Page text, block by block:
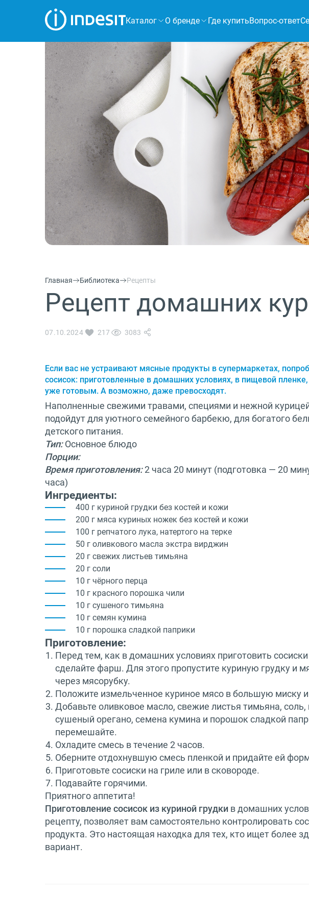
Каталог О бренде Где купитьВопрос-ответ
Холодильники
Морозильные камеры
Стиральные и сушильные машины
Посудомоечные машины
Варочные панели
Микроволновые печи
Вопрос-ответ
Библиотека
8 800 3333 887
Главная Библиотека Рецепты
Рецепт домашних
07.10.2024 217 3083
Если вас не устраивают мясные продукты в супермаркетах,
сосисок: приготовленные в домашних условиях, в пищевой
уже готовым. А возможно, даже превосходят.
Наполненные свежими травами, специями и нежной
подойдут для уютного семейного барбекю, для богатого
детского питания.
Тип:Основное блюдо
Порции:
Время приготовления:2 часа 20 минут (подготовка — 20
часа)
Ингредиенты:
400 г куриной грудки без костей и кожи
200 г мяса куриных ножек без костей и кожи
100 г репчатого лука, натертого на терке
50 г оливкового масла экстра вирджин
20 г свежих листьев тимьяна
20 г соли
10 г чёрного перца
10 г красного порошка чили
10 г сушеного тимьяна
10 г семян кумина
10 г порошка сладкой паприки
Приготовление:
Перед тем, как в домашних условиях приготовить
сделайте фарш. Для этого пропустите куриную грудку и
через мясорубку.
Положите измельченное куриное мясо в большую миску и
Добавьте оливковое масло, свежие листья тимьяна,
сушеный орегано, семена кумина и порошок сладкой
перемешайте.
Охладите смесь в течение 2 часов.
Оберните отдохнувшую смесь пленкой и придайте ей
Приготовьте сосиски на гриле или в сковороде.
Подавайте горячими.
Приятного аппетита!
Приготовление сосисок из куриной грудки в домашних
рецепту, позволяет вам самостоятельно контролировать
продукта. Это настоящая находка для тех, кто ищет более
вариант.